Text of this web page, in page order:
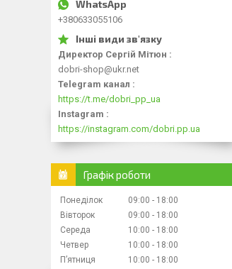
+380633055106
Директор Сергій Мітюн
dobri-shop@ukr.net
Telegram канал
https://t.me/dobri_pp_ua
Instagram
https://instagram.com/dobri.pp.ua
Графік роботи
Понеділок 09:00
18:00
Вівторок
09:00
18:00
Середа
10:00
18:00
Четвер
10:00
18:00
Пʼятниця
10:00 18:00